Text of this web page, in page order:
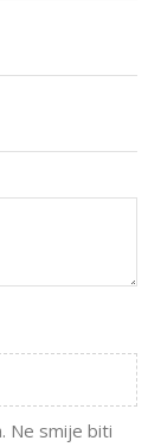
Ne smije biti